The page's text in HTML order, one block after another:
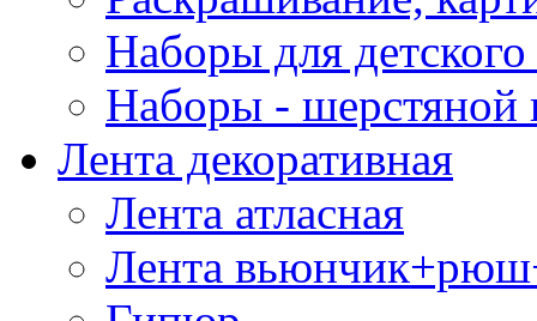
Наборы для
Наборы - шерстяной
Лента декоративная
Лента атласная
Лента